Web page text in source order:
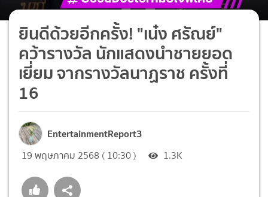
ยินดีด้วยอีกครั้ง! "เน๋ง ศรัณย์"
คว้ารางวัล นักแสดงนำชายยอด
เยี่ยม จากรางวัลนาฏราช ครั้งที่
16
EntertainmentReport3
19 พฤษภาคม 2568 ( 10:30 ) 1.3K